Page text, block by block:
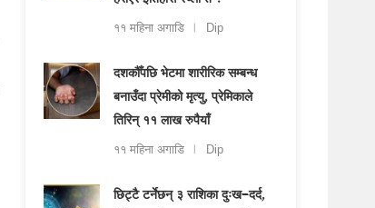
११ महिना अगाडि Dip
दशकौँपछि भेटमा शारीरिक सम्बन्ध
बनाउँदा प्रेमीको मृत्यु, प्रेमिकाले
तिरिन् ११ लाख रुपैयाँ
११ महिना अगाडि Dip
छिट्टै टर्नेछन् ३ राशिका दुःख–दर्द,